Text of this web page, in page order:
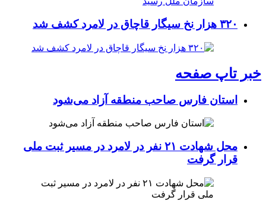
۳۲۰ هزار نخ سیگار قاچاق در لامرد کشف شد
خبر تاپ صفحه
استان فارس صاحب منطقه آزاد می‌شود
محل شهادت ۲۱ نفر در لامرد در مسیر ثبت ملی
قرار گرفت